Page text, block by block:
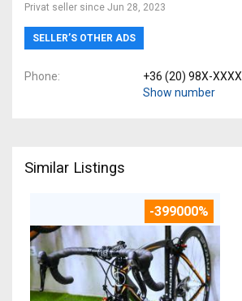
Privat seller since Jun 28, 2023
SELLER’S OTHER ADS
Phone
+36 (20) 98X-XXXX
Show number
Similar Listings
-399000%